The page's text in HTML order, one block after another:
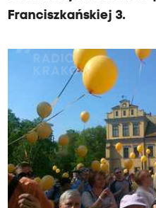
Franciszkańskiej 3.